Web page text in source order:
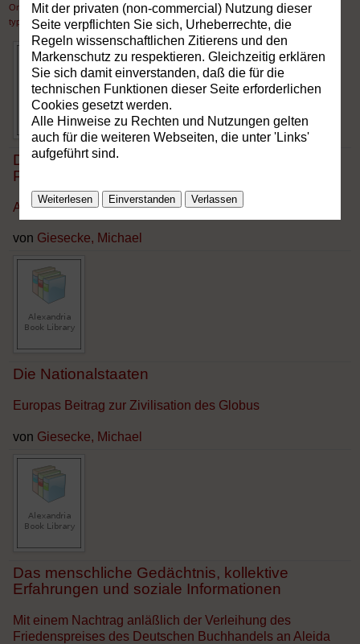
Online in der Publikationsdatenbank verfügbare Vorträge und Aufsätze, die nicht
typographisch veröffentlicht sind
Die unendliche Praxis und die endlichen
Praxissysteme
Abriß einer triadischen Praxeologie
von Giesecke, Michael
Die Nationalstaaten
Europas Beitrag zur Zivilisation des Globus
von Giesecke, Michael
Das menschliche Gedächtnis, kollektive
Erfahrungen und soziale Informationen
Mit einem Nachtrag anläßlich der Verleihung des
Friedenspreises des Deutschen Buchhandels an Aleida
Mit der privaten (non-commercial) Nutzung dieser
Seite verpflichten Sie sich, Urheberrechte, die
Regeln wissenschaftlichen Zitierens und den
Markenschutz zu respektieren. Gleichzeitig erklären
Sie sich damit einverstanden, daß die für die
technischen Funktionen dieser Seite erforderlichen
Cookies gesetzt werden.
Alle Hinweise zu Rechten und Nutzungen gelten
auch für die weiteren Webseiten, die unter 'Links'
aufgeführt sind.
Weiterlesen Einverstanden Verlassen